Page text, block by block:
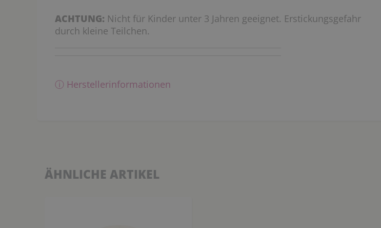
ACHTUNG: Nicht für Kinder unter 3 Jahren geeignet. Erstickungsgefahr
durch kleine Teilchen.
ⓘ Herstellerinformationen
ÄHNLICHE ARTIKEL